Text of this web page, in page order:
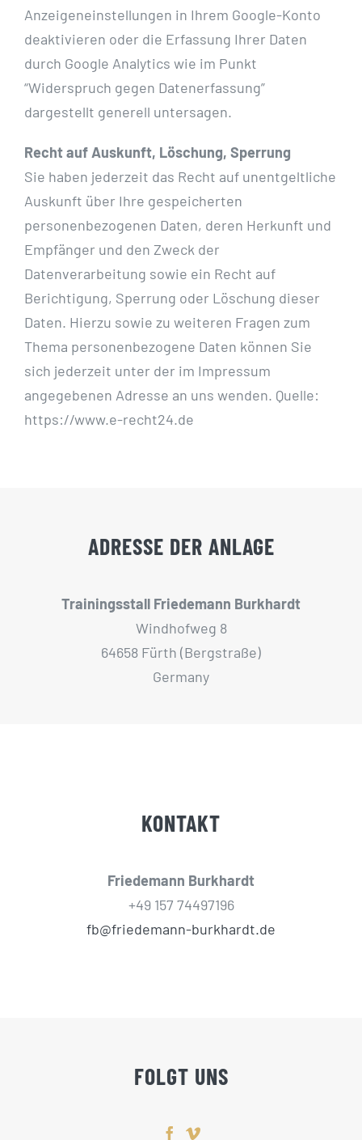
Anzeigeneinstellungen in Ihrem Google-Konto
deaktivieren oder die Erfassung Ihrer Daten
durch Google Analytics wie im Punkt
“Widerspruch gegen Datenerfassung”
dargestellt generell untersagen.
Recht auf Auskunft, Löschung, Sperrung
Sie haben jederzeit das Recht auf unentgeltliche
Auskunft über Ihre gespeicherten
personenbezogenen Daten, deren Herkunft und
Empfänger und den Zweck der
Datenverarbeitung sowie ein Recht auf
Berichtigung, Sperrung oder Löschung dieser
Daten. Hierzu sowie zu weiteren Fragen zum
Thema personenbezogene Daten können Sie
sich jederzeit unter der im Impressum
angegebenen Adresse an uns wenden. Quelle:
https://www.e-recht24.de
ADRESSE DER ANLAGE
Trainingsstall Friedemann Burkhardt
Windhofweg 8
64658 Fürth (Bergstraße)
Germany
KONTAKT
Friedemann Burkhardt
+49 157 74497196
fb@friedemann-burkhardt.de
FOLGT UNS